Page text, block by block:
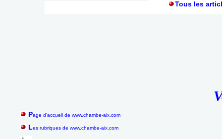
Tous les
Page d'accueil de www.chambe-aix.com
Les rubriques de www.chambe-aix.com